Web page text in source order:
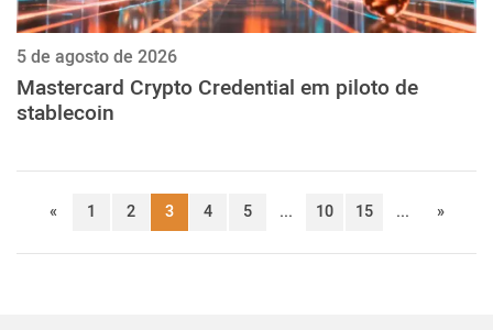
5 de agosto de 2026
Mastercard Crypto Credential em piloto de
stablecoin
« 1 2 3 4 5 ... 10 15 ... »